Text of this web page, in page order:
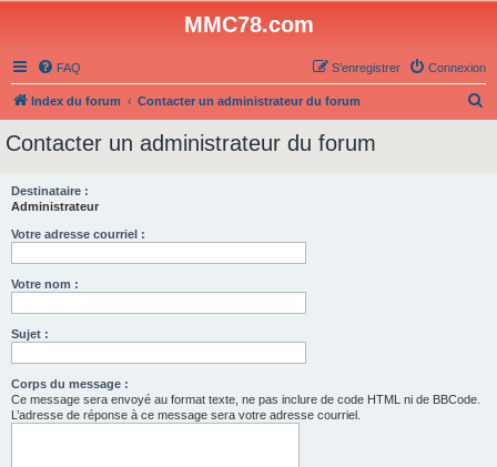
MMC78.com
FAQ Connexion
S’enregistrer
Index du forum Contacter un administrateur du forum
Contacter un administrateur du forum
Destinataire :
Administrateur
Votre adresse courriel :
Votre nom :
Sujet :
Corps du message :
Ce message sera envoyé au format texte, ne pas inclure de code HTML ni de BBCode.
L’adresse de réponse à ce message sera votre adresse courriel.